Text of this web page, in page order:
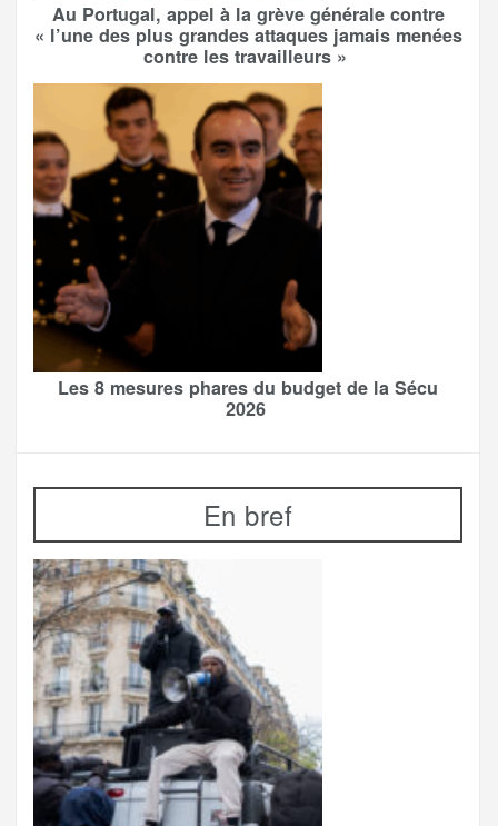
Au Portugal, appel à la grève générale contre
« l’une des plus grandes attaques jamais menées
contre les travailleurs »
Les 8 mesures phares du budget de la Sécu
2026
En bref